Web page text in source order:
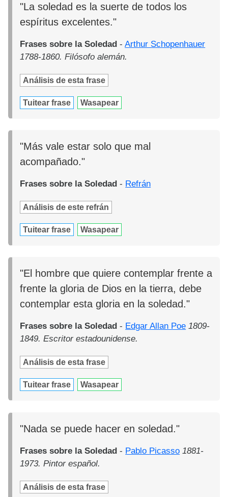
"La soledad es la suerte de todos los
espíritus excelentes."
Frases sobre la Soledad -Arthur Schopenhauer
1788-1860. Filósofo alemán.
Análisis de esta frase
Tuitear frase Wasapear
"Más vale estar solo que mal
acompañado."
Frases sobre la Soledad - Refrán
Análisis de este refrán
Tuitear frase Wasapear
"El hombre que quiere contemplar frente a
frente la gloria de Dios en la tierra, debe
contemplar esta gloria en la soledad."
Frases sobre la Soledad - Edgar Allan Poe 1809-
1849. Escritor estadounidense.
Análisis de esta frase
Tuitear frase Wasapear
"Nada se puede hacer en soledad."
Frases sobre la Soledad - Pablo Picasso 1881-
1973. Pintor español.
Análisis de esta frase